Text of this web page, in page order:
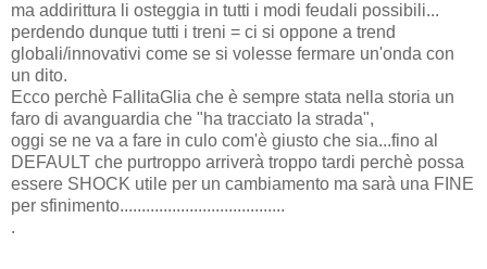
ma addirittura li osteggia in tutti i modi feudali possibili...
perdendo dunque tutti i treni = ci si oppone a trend
globali/innovativi come se si volesse fermare un'onda con
un dito.
Ecco perchè FallitaGlia che è sempre stata nella storia un
faro di avanguardia che "ha tracciato la strada",
oggi se ne va a fare in culo com'è giusto che sia...fino al
DEFAULT che purtroppo arriverà troppo tardi perchè possa
essere SHOCK utile per un cambiamento ma sarà una FINE
per sfinimento......................................
.